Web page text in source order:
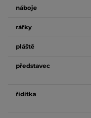
náboje
ráfky
pláště
představec
řídítka